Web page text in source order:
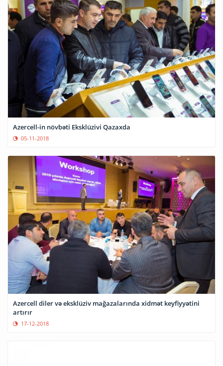
Azercell-in növbəti Eksklüzivi Qazaxda
05-11-2018
Azercell diler və eksklüziv mağazalarında xidmət keyfiyyətini
artırır
17-12-2018